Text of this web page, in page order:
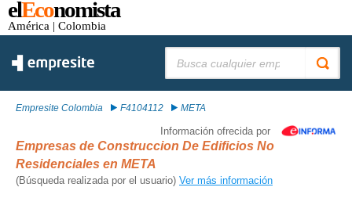
elEconomista
América | Colombia
Empresite Colombia F4104112 META
Información ofrecida por
Empresas de Construccion De Edificios No
Residenciales en META
(Búsqueda realizada por el usuario) Ver más información